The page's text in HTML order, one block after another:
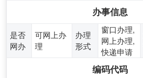
办事信息
是否
网办
可网上办
理
办理
形式
窗口办理,
网上办理,
快递申请
编码代码